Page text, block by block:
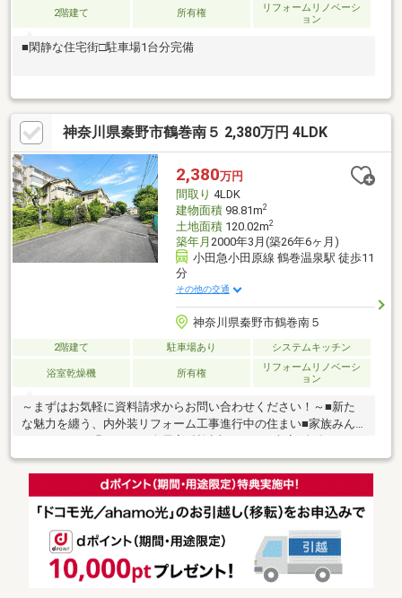
2階建て 所有権
リフォームリノベーシ
ョン
■閑静な住宅街□駐車場1台分完備
神奈川県秦野市鶴巻南５ 2,380万円 4LDK
2,380万円
間取り 4LDK
建物面積98.81m2
土地面積120.02m2
築年月 2000年3月(築26年6ヶ月)
小田急小田原線 鶴巻温泉駅 徒歩11
分
その他の交通
神奈川県秦野市鶴巻南５
2階建て 駐車場あり システムキッチン
浴室乾燥機 所有権
リフォームリノベーシ
ョン
～まずはお気軽に資料請求からお問い合わせください！～■新た
な魅力を纏う、内外装リフォーム工事進行中の住まい■家族みん
毎日のカーライフを快適にサポート■おうち時間を豊かに彩る、
ゆとりある庭付き邸宅■南向き×2面バルコニーが叶える、陽光と
開放感あふれる暮らし―リフォーム内容―・外壁、屋根塗装・シロ
アリ防蟻処理・水回り全般交換・給湯器交換・畳、襖交換・スイ